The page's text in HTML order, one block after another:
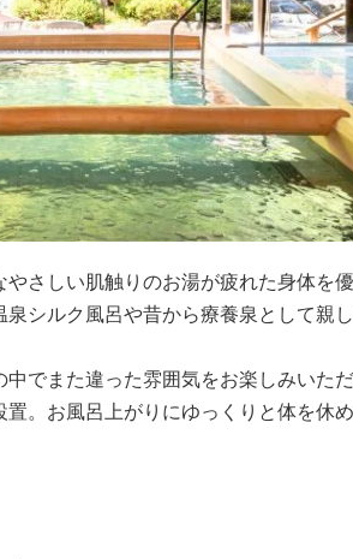
さしい肌触りのお湯が疲れた身体を優
シルク風呂や昔から療養泉として親
でまた違った雰囲気をお楽しみいただ
。お風呂上がりにゆっくりと体を休